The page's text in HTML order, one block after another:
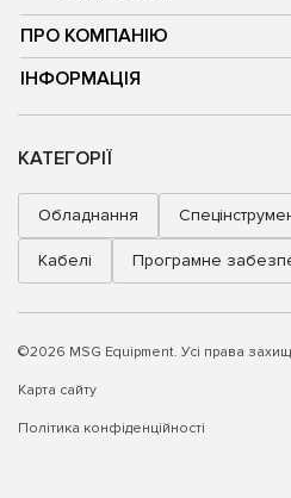
ПРО КОМПАНІЮ
ІНФОРМАЦІЯ
КАТЕГОРІЇ
Обладнання
Кабелі Програмне
©2026 MSG Equipment. Усі права
Карта сайту
Політика конфіденційності